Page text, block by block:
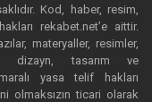
Kod, haber, resim,
rekabet.net’e aittir.
materyaller, resimler,
dizayn, tasarım ve
yasa telif hakları
olmaksızın ticari olarak